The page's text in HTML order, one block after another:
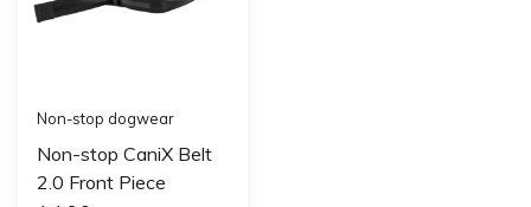
Non-stop dogwear
Non-stop CaniX Belt
2.0 Front Piece